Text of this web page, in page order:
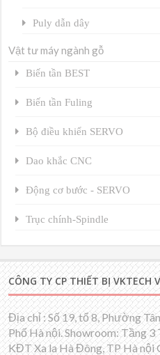
Puly dẫn dây
Vật tư máy ngành gỗ
Biến tần BEST
Biến tần Fuling
Bộ điều khiển SERVO
Dao khắc CNC
Động cơ bước - SERVO
Trục chính-Spindle
CÔNG TY CP THIẾT BỊ VKTECH
Địa chỉ : Số 19, tổ 8, Phường
Phố Hà nội. Showroom: Tầng
KĐT Xa la Hà Đông, TP Hà